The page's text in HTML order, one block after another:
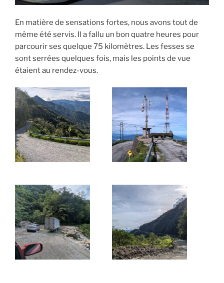
En matière de sensations fortes, nous avons tout de
même été servis. Il a fallu un bon quatre heures pour
parcourir ses quelque 75 kilomètres. Les fesses se
sont serrées quelques fois, mais les points de vue
étaient au rendez-vous.